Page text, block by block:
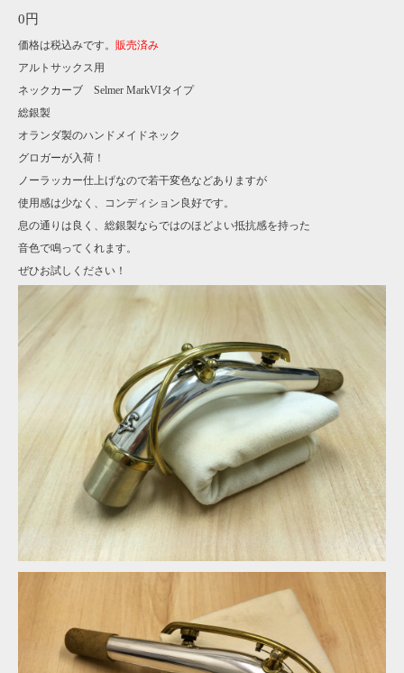
0円
価格は税込みです。 販売済み
アルトサックス用
ネックカーブ Selmer MarkVIタイプ
総銀製
オランダ製のハンドメイドネック
グロガーが入荷！
ノーラッカー仕上げなので若干変色などありますが
使用感は少なく、コンディション良好です。
息の通りは良く、総銀製ならではのほどよい抵抗感を持った
音色で鳴ってくれます。
ぜひお試しください！